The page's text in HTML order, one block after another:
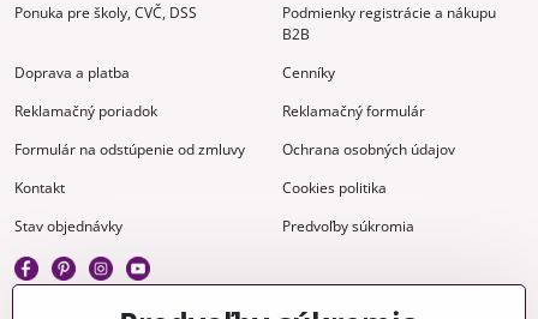
Ponuka pre školy, CVČ, DSS
Podmienky registrácie a nákupu
B2B
Doprava a platba
Cenníky
Reklamačný poriadok
Reklamačný formulár
Formulár na odstúpenie od zmluvy
Ochrana osobných údajov
Kontakt
Cookies politika
Stav objednávky
Predvoľby súkromia